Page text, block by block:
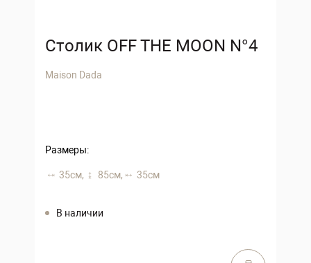
Столик OFF THE MOON N°4
Maison Dada
Размеры:
35 см, 85 см, 35 см
В наличии